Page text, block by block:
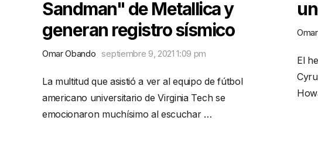
Sandman" de Metallica y
generan registro sísmico
Omar Obando septiembre 9, 2021 1:09 pm
La multitud que asistió a ver al equipo de fútbol
americano universitario de Virginia Tech se
emocionaron muchísimo al escuchar …
El